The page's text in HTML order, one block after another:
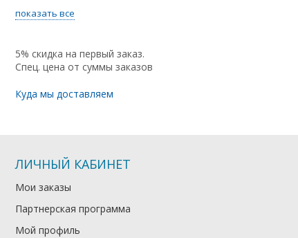
показать все
5% скидка на первый заказ.
Спец. цена от суммы заказов
Куда мы доставляем
ЛИЧНЫЙ КАБИНЕТ
Мои заказы
Партнерская программа
Мой профиль